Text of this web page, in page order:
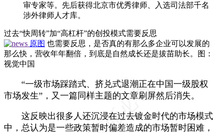
审专家等。先后获得北京市优秀律师、入选司法部千名
涉外律师人才库。
过去“快周转”加“高杠杆”的创投模式需要反思
原图 也需要反思，是否真的有那么多企业可以发展的
那么快，营收年年翻倍，到底是自然成长还是拔苗助长。图：
视觉中国
“一级市场踩踏式、挤兑式退潮正在中国一级股权
市场发生”，又一篇同样主题的文章刷屏然后消失。
这反映出很多人还沉浸在过去镀金时代的市场模式
中，总认为是一些政策暂时偏差造成的市场暂时困难，